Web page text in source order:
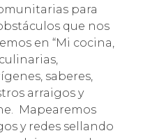
para
que nos
en “Mi cocina,
saberes,
arraigos y
Mapearemos
y redes sellando